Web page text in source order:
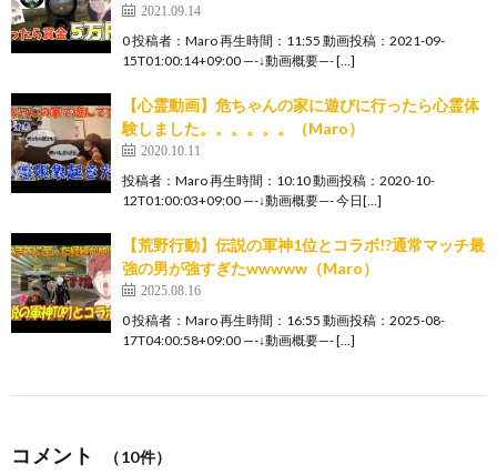
2021.09.14
0 投稿者：Maro 再生時間：11:55 動画投稿：2021-09-
15T01:00:14+09:00 —-↓動画概要—- […]
【心霊動画】危ちゃんの家に遊びに行ったら心霊体
験しました。。。。。。（Maro）
2020.10.11
投稿者：Maro 再生時間：10:10 動画投稿：2020-10-
12T01:00:03+09:00 —-↓動画概要—- 今日[…]
【荒野行動】伝説の軍神1位とコラボ!?通常マッチ最
強の男が強すぎたwwwww（Maro）
2025.08.16
0 投稿者：Maro 再生時間：16:55 動画投稿：2025-08-
17T04:00:58+09:00 —-↓動画概要—- […]
コメント （10件）